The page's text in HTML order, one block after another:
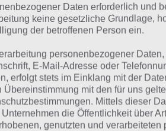
Lösung suchst
Daten erforderlich und
keine gesetzliche Grundlage,
der betroffenen Person ein.
personenbezogener
E-Mail-Adresse oder
erfolgt stets im Einklang mit der
Übereinstimmung mit den für uns
Mittels dieser
die Öffentlichkeit über
genutzten und verarbeiteten